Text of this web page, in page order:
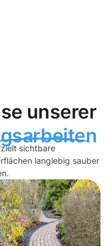
unserer
sichtbare
langlebig sauber